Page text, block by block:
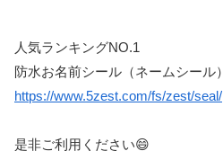
人気ランキングNO.1
防水お名前シール（ネームシール）
https://www.5zest.com/fs/zest/seal/
是非ご利用ください😄